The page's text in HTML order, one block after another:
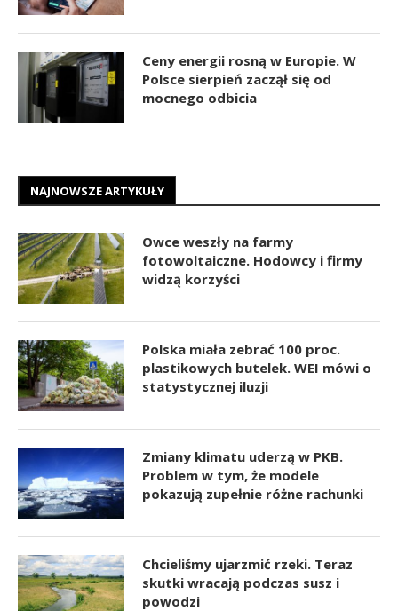
Ceny energii rosną w Europie. W
Polsce sierpień zaczął się od
mocnego odbicia
NAJNOWSZE ARTYKUŁY
Owce weszły na farmy
fotowoltaiczne. Hodowcy i firmy
widzą korzyści
Polska miała zebrać 100 proc.
plastikowych butelek. WEI mówi o
statystycznej iluzji
Zmiany klimatu uderzą w PKB.
Problem w tym, że modele
pokazują zupełnie różne rachunki
Chcieliśmy ujarzmić rzeki. Teraz
skutki wracają podczas susz i
powodzi